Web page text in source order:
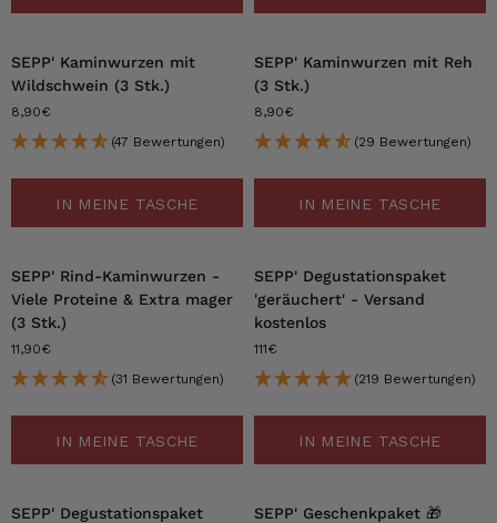
SEPP' Kaminwurzen mit
Wildschwein (3 Stk.)
8,90€
(47 Bewertungen)
IN MEINE TASCHE
SEPP' Kaminwurzen mit Reh
(3 Stk.)
8,90€
(29 Bewertungen)
IN MEINE TASCHE
SEPP' Rind-Kaminwurzen -
Viele Proteine & Extra mager
(3 Stk.)
11,90€
(31 Bewertungen)
IN MEINE TASCHE
SEPP' Degustationspaket
'geräuchert' - Versand
kostenlos
111€
(219 Bewertungen)
IN MEINE TASCHE
SEPP' Degustationspaket
SEPP' Geschenkpaket 🎁